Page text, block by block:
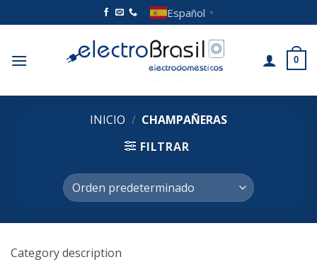
al
Español ▼
0
INICIO / CHAMPAÑERAS
FILTRAR
Category description